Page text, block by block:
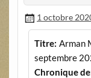
1 octobre
Titre: Arman
septembre
Chronique